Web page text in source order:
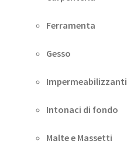
Ferramenta
Gesso
Impermeabilizzanti
Intonaci di fondo
Malte e Massetti